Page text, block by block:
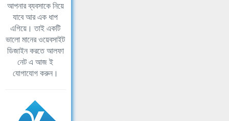
আপনার ব্যবসাকে নিয়ে
যাবে আর এক ধাপ
এগিয়ে। তাই একটি
ভালো মানের ওয়েবসাইট
ডিজাইন করতে আলফা
নেট এ আজ ই
যোগাযোগ করুন।